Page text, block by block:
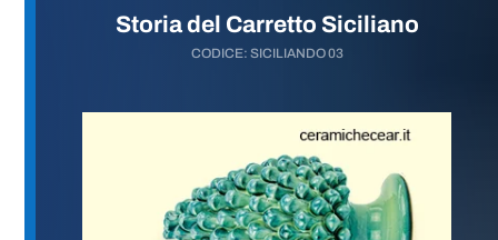
Storia del Carretto Siciliano
CODICE: SICILIANDO 03